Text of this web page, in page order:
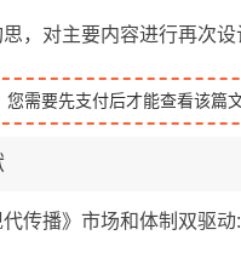
，对主要内容进行再次
需要先支付后才能查看该篇
代传播》市场和体制双驱